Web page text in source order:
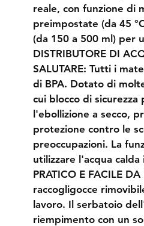
reale, con funzione di
preimpostate (da 45
(da 150 a 500 ml) per
DISTRIBUTORE DI
SALUTARE: Tutti i
di BPA. Dotato di
cui blocco di
l'ebollizione a secco,
protezione contro le
preoccupazioni. La
utilizzare l'acqua
PRATICO E FACILE
raccogligocce
lavoro. Il serbatoio
riempimento con un